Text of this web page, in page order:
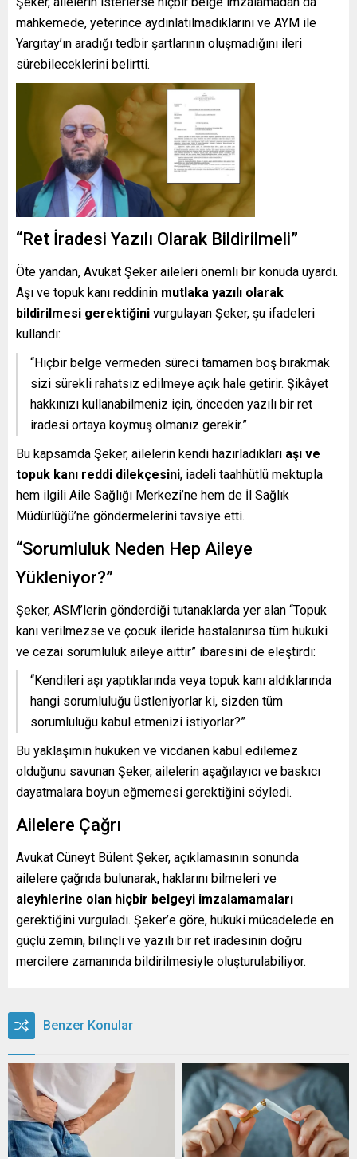
mahkemede, yeterince aydınlatılmadıklarını ve AYM ile
Yargıtay’ın aradığı tedbir şartlarının oluşmadığını ileri
sürebileceklerini belirtti.
“Ret İradesi Yazılı Olarak Bildirilmeli”
Öte yandan, Avukat Şeker aileleri önemli bir konuda uyardı.
Aşı ve topuk kanı reddinin mutlaka yazılı olarak
bildirilmesi gerektiğini vurgulayan Şeker, şu ifadeleri
kullandı:
“Hiçbir belge vermeden süreci tamamen boş bırakmak
sizi sürekli rahatsız edilmeye açık hale getirir. Şikâyet
hakkınızı kullanabilmeniz için, önceden yazılı bir ret
iradesi ortaya koymuş olmanız gerekir.”
Bu kapsamda Şeker, ailelerin kendi hazırladıkları aşı ve
topuk kanı reddi dilekçesini, iadeli taahhütlü mektupla
hem ilgili Aile Sağlığı Merkezi’ne hem de İl Sağlık
Müdürlüğü’ne göndermelerini tavsiye etti.
“Sorumluluk Neden Hep Aileye
Yükleniyor?”
Şeker, ASM’lerin gönderdiği tutanaklarda yer alan “Topuk
kanı verilmezse ve çocuk ileride hastalanırsa tüm hukuki
ve cezai sorumluluk aileye aittir” ibaresini de eleştirdi:
“Kendileri aşı yaptıklarında veya topuk kanı aldıklarında
hangi sorumluluğu üstleniyorlar ki, sizden tüm
sorumluluğu kabul etmenizi istiyorlar?”
Bu yaklaşımın hukuken ve vicdanen kabul edilemez
olduğunu savunan Şeker, ailelerin aşağılayıcı ve baskıcı
dayatmalara boyun eğmemesi gerektiğini söyledi.
Ailelere Çağrı
Avukat Cüneyt Bülent Şeker, açıklamasının sonunda
ailelere çağrıda bulunarak, haklarını bilmeleri ve
aleyhlerine olan hiçbir belgeyi imzalamamaları
gerektiğini vurguladı. Şeker’e göre, hukuki mücadelede en
güçlü zemin, bilinçli ve yazılı bir ret iradesinin doğru
mercilere zamanında bildirilmesiyle oluşturulabiliyor.
Benzer Konular